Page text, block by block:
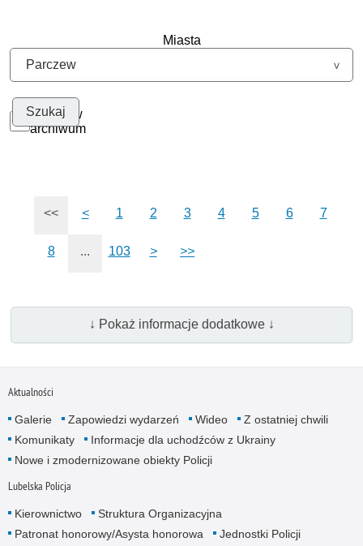
Miasta
Szukaj w
archiwum
<< < 1 2 3 4 5 6 7
8 ... 103 > >>
↓ Pokaż informacje dodatkowe ↓
Aktualności
Galerie Zapowiedzi wydarzeń Wideo
Z ostatniej chwili
Komunikaty
Informacje dla uchodźców z Ukrainy
Nowe i zmodernizowane obiekty Policji
Lubelska Policja
Kierownictwo
Struktura Organizacyjna
Patronat honorowy/Asysta honorowa
Jednostki Policji